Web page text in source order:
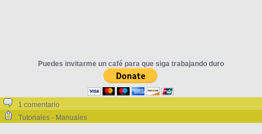
Puedes invitarme un café para que siga trabajando duro
1 comentario
Tutoriales - Manuales